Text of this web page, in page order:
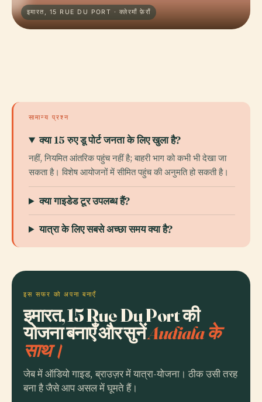
इमारत, 15 RUE DU PORT · क्लेरमाँ फ़ेराँ
सामान्य प्रश्न
क्या 15 रुए डू पोर्ट जनता के लिए खुला है?
नहीं, नियमित आंतरिक पहुंच नहीं है; बाहरी भाग को कभी भी देखा जा
सकता है। विशेष आयोजनों में सीमित पहुंच की अनुमति हो सकती है।
क्या गाइडेड टूर उपलब्ध हैं?
यात्रा के लिए सबसे अच्छा समय क्या है?
इस सफर को अपना बनाएँ
इमारत, 15 Rue Du Port की
योजना बनाएँ और सुनेंAudiala के
साथ।
जेब में ऑडियो गाइड, ब्राउज़र में यात्रा-योजना। ठीक उसी तरह
बना है जैसे आप असल में घूमते हैं।